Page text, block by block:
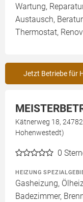
Wartung,
Austausch,
Thermostat,
Jetzt Betriebe für
Kätnerweg 18,
Hohenwestedt)
0
HEIZUNG
Gasheizung,
Badezimmer,